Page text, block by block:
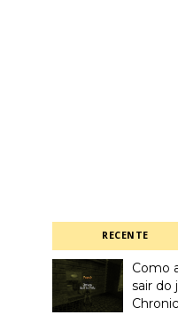
RECENTE
Como
sair do